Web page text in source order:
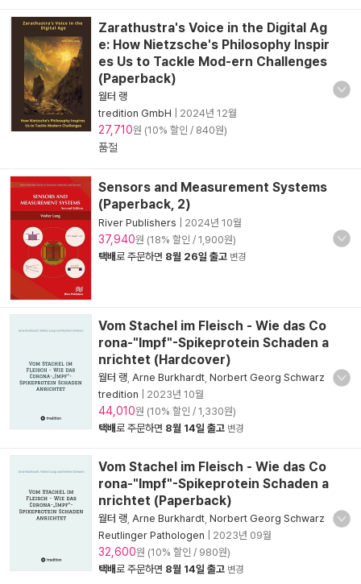
Zarathustra's Voice in the Digital Ag
e: How Nietzsche's Philosophy Inspir
es Us to Tackle Mod-ern Challenges
(Paperback)
월터 랭
tredition GmbH
2024년 12월
27,710원 (10% 할인 / 840원)
품절
Sensors and Measurement Systems
(Paperback, 2)
River Publishers 2024년 10월
37,940원 (18% 할인 / 1,900원)
택배로 주문하면 8월 26일 출고 변경
Vom Stachel im Fleisch - Wie das Co
rona-"Impf"-Spikeprotein Schaden a
nrichtet (Hardcover)
월터 랭 Arne Burkhardt Norbert Georg Schwarz
tredition
2023년 10월
44,010원 (10% 할인 / 1,330원)
택배로 주문하면 8월 14일 출고 변경
Vom Stachel im Fleisch - Wie das Co
rona-"Impf"-Spikeprotein Schaden a
nrichtet (Paperback)
월터 랭 Arne Burkhardt Norbert Georg Schwarz
Reutlinger Pathologen
2023년 09월
32,600원 (10% 할인 / 980원)
택배로 주문하면 8월 14일 출고 변경